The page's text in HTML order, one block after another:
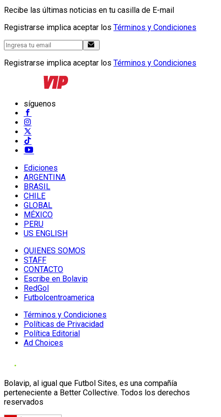
Recibe las últimas noticias en tu casilla de E-mail
Registrarse implica aceptar los Términos y Condiciones
Registrarse implica aceptar los Términos y Condiciones
síguenos
Ediciones
ARGENTINA
BRASIL
CHILE
GLOBAL
MÉXICO
PERU
US ENGLISH
QUIENES SOMOS
STAFF
CONTACTO
Escribe en Bolavip
RedGol
Futbolcentroamerica
Términos y Condiciones
Políticas de Privacidad
Política Editorial
Ad Choices
Bolavip, al igual que Futbol Sites, es una compañía
perteneciente a Better Collective. Todos los derechos
reservados